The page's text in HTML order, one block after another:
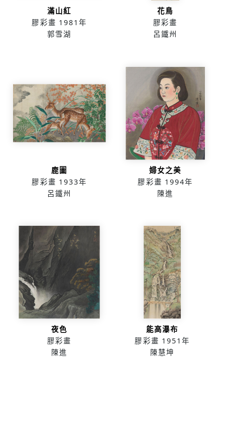
滿山紅
膠彩畫 1981年
郭雪湖
花鳥
膠彩畫
呂鐵州
鹿圖
膠彩畫 1933年
呂鐵州
婦女之美
膠彩畫 1994年
陳進
夜色
膠彩畫
陳進
能高瀑布
膠彩畫 1951年
陳慧坤